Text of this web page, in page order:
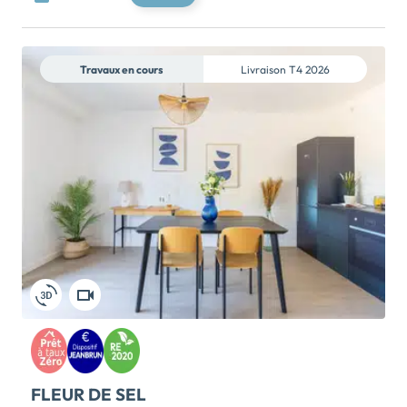
le centre de Rennes en 10 min. La résidence profite
des atouts du quartier dynamique de Via Silva avec
ses nombreux commerces et services aux alentours :
restaurants, supermarchés, ouverture d'une nouvelle
école à la rentrée 2027 ! Les futurs habitants
pourront également profiter du calme et de la nature
avec le cœur d’îlot de la résidence et les nombreux
parcs et chemins de balades à proximité.
Appartements 3 ou 4 pièces avec espace extérieur
généreux (balcon ou terrasse) qui vient prolonger la
pièce de vie. Profitez de prestations et d'équipements
de qualité pour un confort de vie optimal ! Accès
sécurisés, ascenseurs et stationnement […] Voir le
programme immobilier neuf >>
Travaux en cours Livraison T4 2026
FLEUR DE SEL